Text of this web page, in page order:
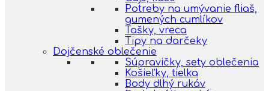
Potreby na umývanie fliaš,
gumených cumlíkov
Tašky, vreca
Tipy na darčeky
Dojčenské oblečenie
Súpravičky, sety oblečenia
Košieľky, tielka
Body dlhý rukáv